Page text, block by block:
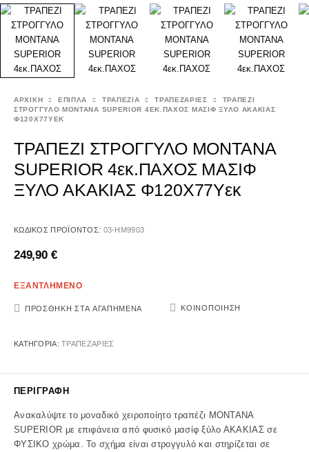
ΑΡΧΙΚΉ ΕΠΙΠΛΑ ΤΡΑΠΕΖΙΑ ΤΡΑΠΕΖΑΡΙΕΣ
ΤΡΑΠΕΖΙ
ΣΤΡΟΓΓΥΛΟ MONTANA SUPERIOR 4ΕΚ.ΠΑΧΟΣ ΜΑΣΙΦ ΞΥΛΟ ΑΚΑΚΙΑΣ
Φ120Χ77ΥΕΚ
ΤΡΑΠΕΖΙ ΣΤΡΟΓΓΥΛΟ MONTANA
SUPERIOR 4εκ.ΠΑΧΟΣ ΜΑΣΙΦ
ΞΥΛΟ ΑΚΑΚΙΑΣ Φ120Χ77Υεκ
ΚΩΔΙΚΌΣ ΠΡΟΪΌΝΤΟΣ: 03-HM9903
249,90 €
ΕΞΑΝΤΛΗΜΕΝΟ
ΠΡΟΣΘΉΚΗ ΣΤΑ ΑΓΑΠΗΜΈΝΑ ΚΟΙΝΟΠΟΊΗΣΗ
ΚΑΤΗΓΟΡΊΑ:ΤΡΑΠΕΖΑΡΙΕΣ
ΠΕΡΙΓΡΑΦΉ
Ανακαλύψτε το μοναδικό χειροποίητο τραπέζι MONTANA
SUPERIOR με επιφάνεια από φυσικό μασίφ ξύλο ΑΚΑΚΙΑΣ σε
ΦΥΣΙΚΟ χρώμα. To σχήμα είναι στρογγυλό και στηρίζεται σε